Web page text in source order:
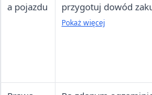
a pojazdu
przygotuj dowód
ubezpieczenie OC,
Pokaż więcej